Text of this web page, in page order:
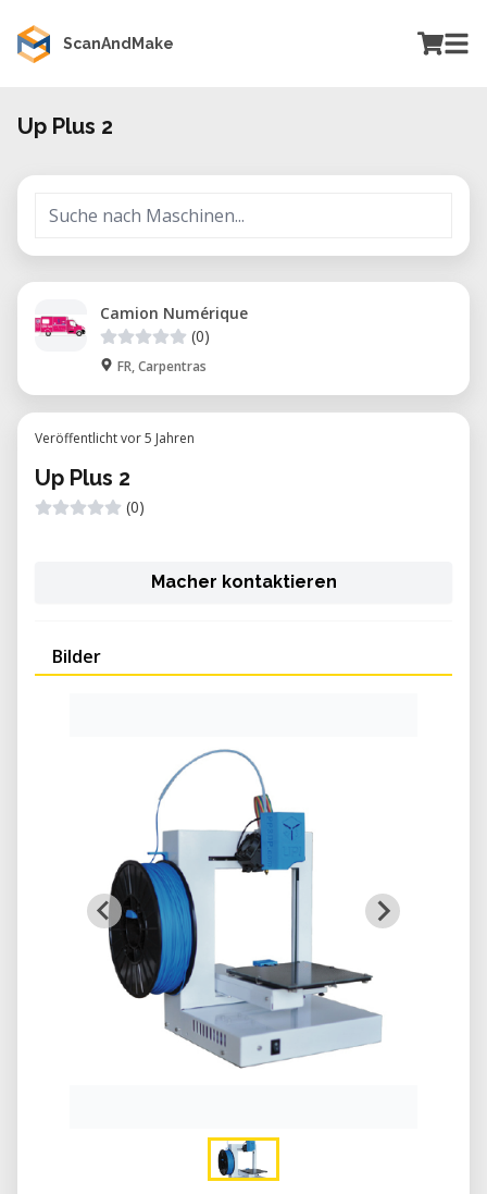
ScanAndMake
Up Plus 2
Camion Numérique
(0)
FR, Carpentras
Veröffentlicht vor 5 Jahren
Up Plus 2
(0)
Macher kontaktieren
Bilder